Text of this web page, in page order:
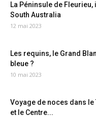
La Péninsule de
South Australia
12 mai 2023
Les requins, le Grand
bleue ?
10 mai 2023
Voyage de noces dans
et le Centre...